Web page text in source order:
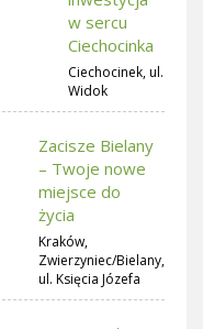
w sercu
Ciechocinka
Ciechocinek, ul.
Widok
Zacisze Bielany
– Twoje nowe
miejsce do
życia
Kraków,
Zwierzyniec/Bielany,
ul. Księcia Józefa